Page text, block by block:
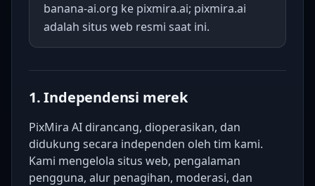
banana-ai.org ke pixmira.ai; pixmira.ai
adalah situs web resmi saat ini.
1. Independensi merek
PixMira AI dirancang, dioperasikan, dan
didukung secara independen oleh tim kami.
Kami mengelola situs web, pengalaman
pengguna, alur penagihan, moderasi, dan